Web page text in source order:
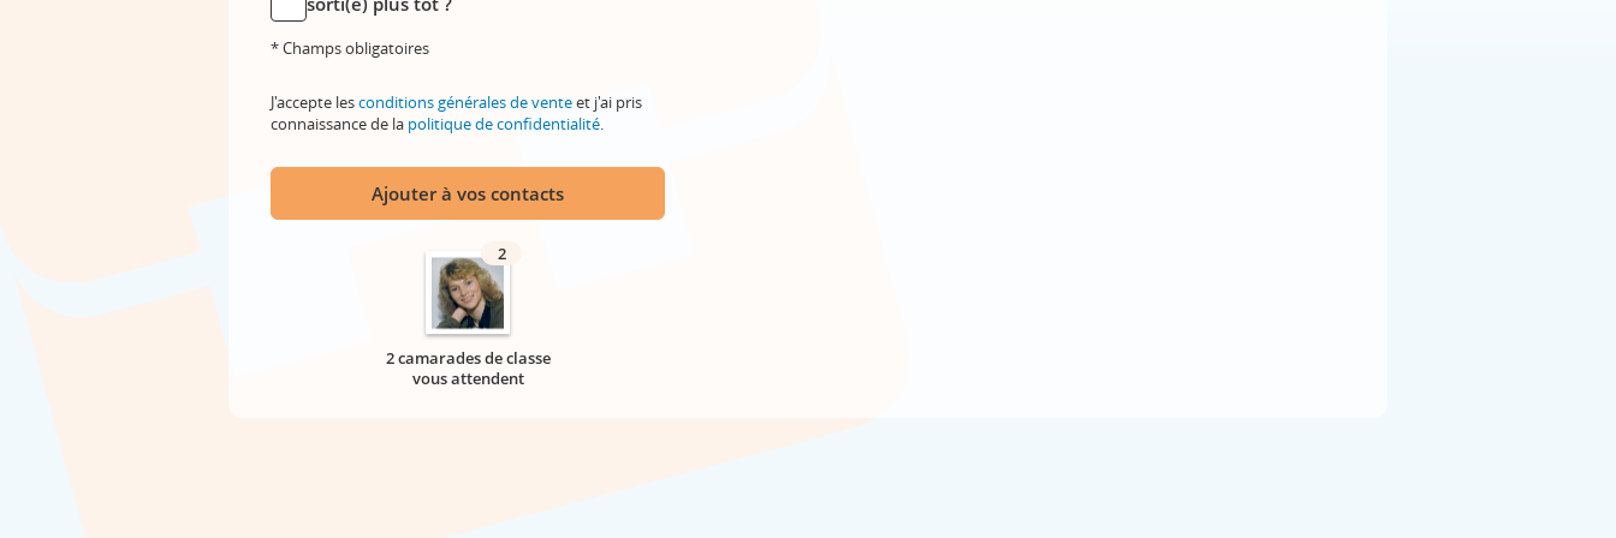
* Champs obligatoires
J'accepte lesconditions générales de venteet j'ai pris
connaissance de la politique de confidentialité.
Ajouter à vos contacts
2
2 camarades de classe
vous attendent